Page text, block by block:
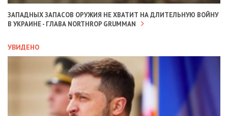
ЗАПАДНЫХ ЗАПАСОВ ОРУЖИЯ НЕ ХВАТИТ НА ДЛИТЕЛЬНУЮ ВОЙНУ
В УКРАИНЕ - ГЛАВА NORTHROP GRUMMAN
УВИДЕНО